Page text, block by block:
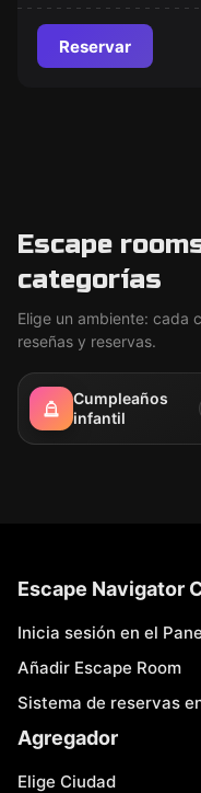
Reservar
Escape
categorías
Elige un ambiente: cada
reseñas y reservas.
Cumpleaños
infantil
Escape Navigator
Inicia sesión en el
Añadir Escape Room
Sistema de reservas
Agregador
Elige Ciudad